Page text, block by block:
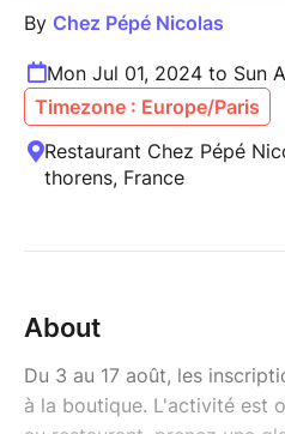
By Chez Pépé Nicolas
Mon Jul 01, 2024 to Sun
Timezone : Europe/Paris
Restaurant Chez Pépé
thorens, France
About
Du 3 au 17 août, les
à la boutique. L'activité est